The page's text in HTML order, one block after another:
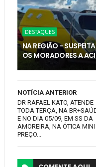
DESTAQUES
NA REGIÃO -
OS MORADORES A
NOTÍCIA ANTERIOR
DR RAFAEL KATO, ATENDE
TODA TERÇA, NA
E NO DIA 05/09, EM SS DA
AMOREIRA, NA ÓTICA MINI
PREÇO...